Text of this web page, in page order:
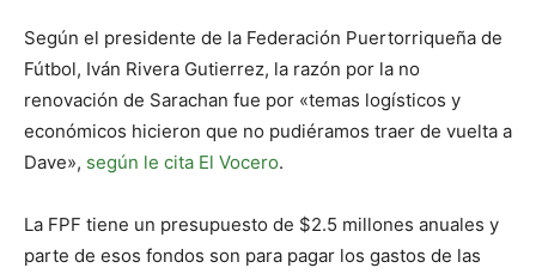
Según el presidente de la Federación Puertorriqueña de
Fútbol, Iván Rivera Gutierrez, la razón por la no
renovación de Sarachan fue por «temas logísticos y
económicos hicieron que no pudiéramos traer de vuelta a
Dave», según le cita El Vocero.
La FPF tiene un presupuesto de $2.5 millones anuales y
parte de esos fondos son para pagar los gastos de las